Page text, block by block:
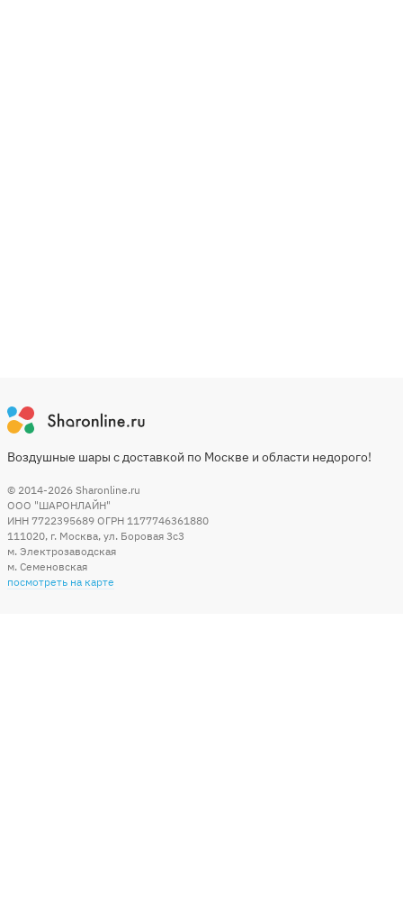
Воздушные шары с доставкой по Москве и области недорого!
© 2014-2026 Sharonline.ru
ООО "ШАРОНЛАЙН"
ИНН 7722395689 ОГРН 1177746361880
111020, г. Москва, ул. Боровая 3c3
м. Электрозаводская
м. Семеновская
посмотреть на карте